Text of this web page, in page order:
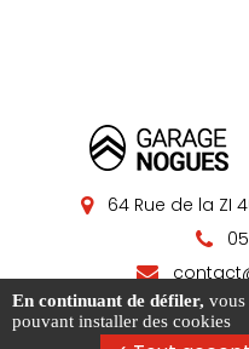
64 Rue de la ZI
En continuant de défiler, vous
pouvant installer des cookies